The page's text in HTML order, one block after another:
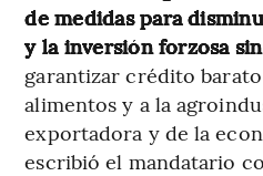
de medidas para
y la inversión forzosa
garantizar crédito
alimentos y a la
exportadora y de la
escribió el mandatario